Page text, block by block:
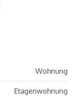
Wohnung
Etagenwohnung